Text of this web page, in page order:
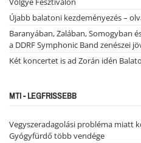
Újabb balatoni kezdeményezés –
Baranyában, Zalában, Somogyban
a DDRF Symphonic Band zenészei
Két koncertet is ad Zorán idén
MTI - LEGFRISSEBB
Vegyszeradagolási probléma miatt
Gyógyfürdő több vendége